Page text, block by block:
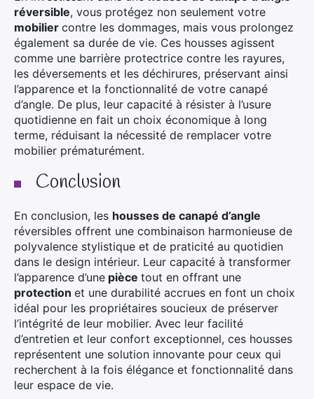
réversible, vous protégez non seulement votre
mobilier contre les dommages, mais vous prolongez
également sa durée de vie. Ces housses agissent
comme une barrière protectrice contre les rayures,
les déversements et les déchirures, préservant ainsi
l’apparence et la fonctionnalité de votre canapé
d’angle. De plus, leur capacité à résister à l’usure
quotidienne en fait un choix économique à long
terme, réduisant la nécessité de remplacer votre
mobilier prématurément.
Conclusion
En conclusion, les housses de canapé d’angle
réversibles offrent une combinaison harmonieuse de
polyvalence stylistique et de praticité au quotidien
dans le design intérieur. Leur capacité à transformer
l’apparence d’une pièce tout en offrant une
protection et une durabilité accrues en font un choix
idéal pour les propriétaires soucieux de préserver
l’intégrité de leur mobilier. Avec leur facilité
d’entretien et leur confort exceptionnel, ces housses
représentent une solution innovante pour ceux qui
recherchent à la fois élégance et fonctionnalité dans
leur espace de vie.